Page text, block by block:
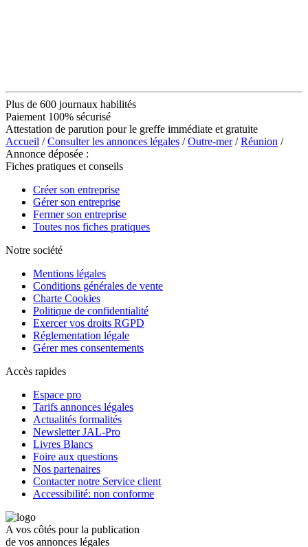
Plus de 600 journaux habilités
Paiement 100% sécurisé
Attestation de parution pour le greffe immédiate et gratuite
Accueil /Consulter les annonces légales /Outre-mer/Réunion /
Annonce déposée :
Fiches pratiques et conseils
Créer son entreprise
Gérer son entreprise
Fermer son entreprise
Toutes nos fiches pratiques
Notre société
Mentions légales
Conditions générales de vente
Charte Cookies
Politique de confidentialité
Exercer vos droits RGPD
Réglementation légale
Gérer mes consentements
Accès rapides
Espace pro
Tarifs annonces légales
Actualités formalités
Newsletter JAL-Pro
Livres Blancs
Foire aux questions
Nos partenaires
Contacter notre Service client
Accessibilité: non conforme
A vos côtés pour la publication
de vos annonces légales